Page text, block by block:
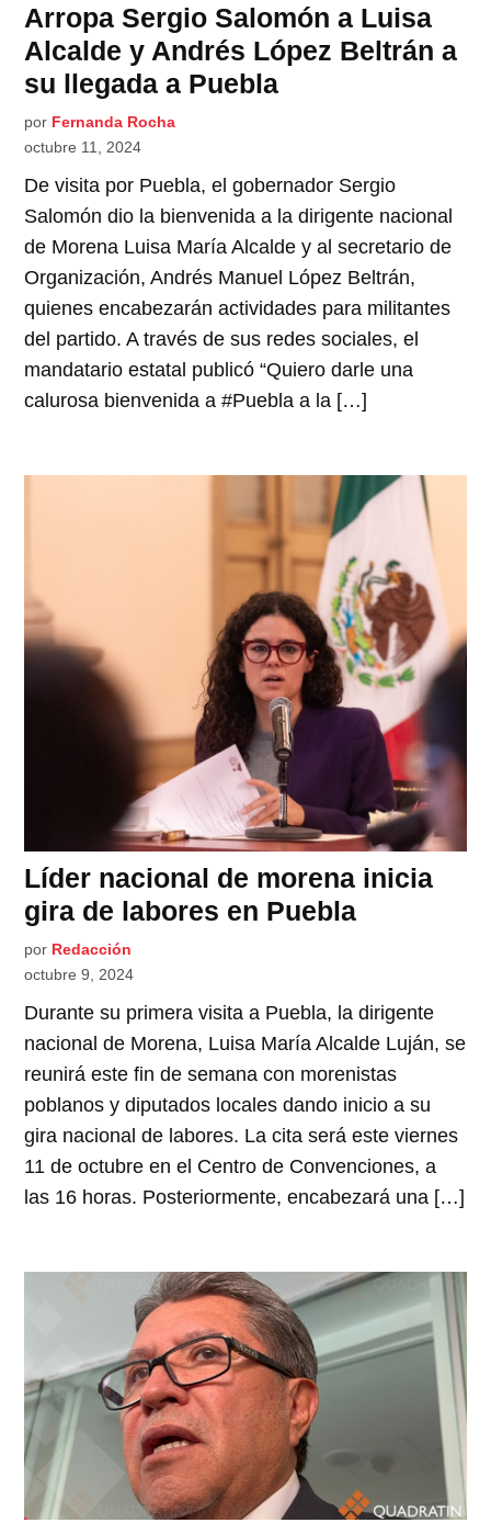
Arropa Sergio Salomón a Luisa
Alcalde y Andrés López Beltrán a
su llegada a Puebla
por Fernanda Rocha
octubre 11, 2024
De visita por Puebla, el gobernador Sergio
Salomón dio la bienvenida a la dirigente nacional
de Morena Luisa María Alcalde y al secretario de
Organización, Andrés Manuel López Beltrán,
quienes encabezarán actividades para militantes
del partido. A través de sus redes sociales, el
mandatario estatal publicó “Quiero darle una
calurosa bienvenida a #Puebla a la […]
Líder nacional de morena inicia
gira de labores en Puebla
por Redacción
octubre 9, 2024
Durante su primera visita a Puebla, la dirigente
nacional de Morena, Luisa María Alcalde Luján, se
reunirá este fin de semana con morenistas
poblanos y diputados locales dando inicio a su
gira nacional de labores. La cita será este viernes
11 de octubre en el Centro de Convenciones, a
las 16 horas. Posteriormente, encabezará una […]